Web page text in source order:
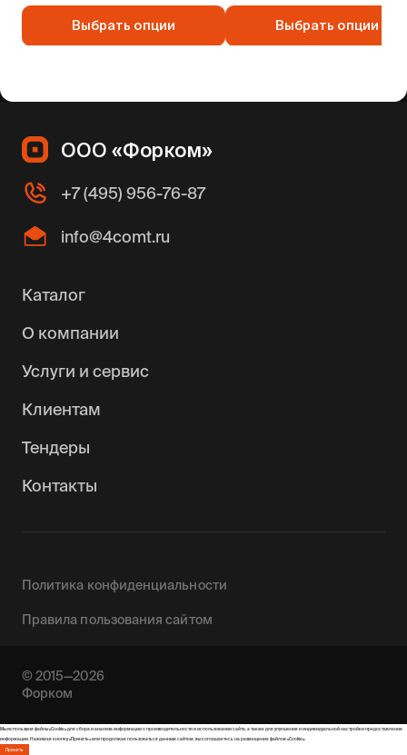
Выбрать опции Выбрать опции
ООО «Форком»
+7 (495) 956-76-87
info@4comt.ru
Каталог
О компании
Услуги и сервис
Клиентам
Тендеры
Контакты
Политика конфиденциальности
Правила пользования сайтом
© 2015—2026
Форком
Мы используем файлы «Cookie» для сбора и анализа информации о производительности и использовании сайта, а также для улучшения и индивидуальной настройки предоставления
информации. Нажимая кнопку «Принять» или продолжая пользоваться данным сайтом, вы соглашаетесь на размещение файлов «Cookie».
Принять